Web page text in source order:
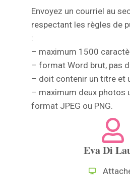
Envoyez un courriel au
respectant les règles de
:
– maximum 1500
– format Word brut, pas
– doit contenir un titre et
– maximum deux photos
format JPEG ou PNG.
Eva Di